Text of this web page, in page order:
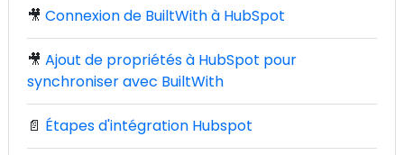
🎥 Connexion de BuiltWith à HubSpot
🎥 Ajout de propriétés à HubSpot pour
synchroniser avec BuiltWith
📄 Étapes d'intégration Hubspot